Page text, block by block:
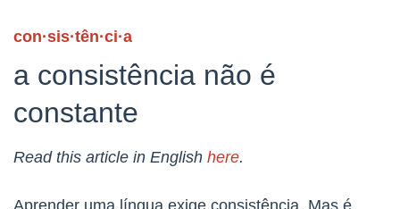
con·sis·tên·ci·a
a consistência não é
constante
Read this article in English here.
Aprender uma língua exige consistência. Mas é